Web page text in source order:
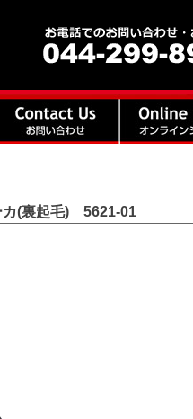
カ(裏起毛) 5621-01